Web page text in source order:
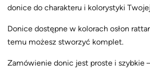
donice do charakteru i kolorystyki
Donice dostępne w kolorach osłon
temu możesz stworzyć komplet.
Zamówienie donic jest proste i szybkie